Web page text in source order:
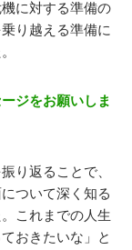
に対する準備の
り越える準備に
ジをお願いしま
り返ることで、
ついて深く知る
これまでの人生
おきたいな」と